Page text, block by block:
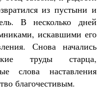
из пустыни и
В несколько дней
искавшими его
Снова начались
труды старца,
слова наставления
благочестивым.